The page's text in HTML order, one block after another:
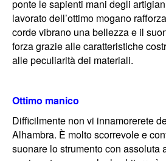
ponte le sapienti mani degli
lavorato dell’ottimo mogano
corde vibrano una bellezza e il
forza grazie alle caratteristiche
alle peculiarità dei materiali.
Ottimo manico
Difficilmente non vi innamorerete
Alhambra. È molto scorrevole e
suonare lo strumento con assoluta